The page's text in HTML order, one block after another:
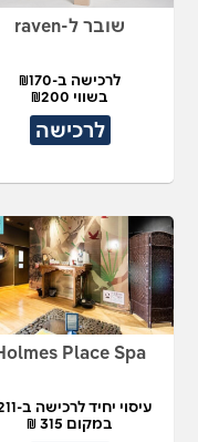
שובר ל-raven
לרכישה ב-₪170
בשווי ₪200
לרכישה
Place Spa
עיסוי יחיד לרכישה ב-₪211
במקום 315 ₪